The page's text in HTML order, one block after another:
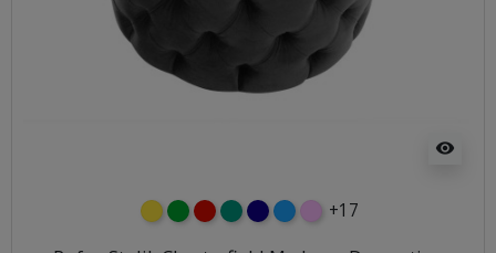
visibility
żółtyzielonyczerwony
turkusowy
granatowy
niebieski
różowy
+17